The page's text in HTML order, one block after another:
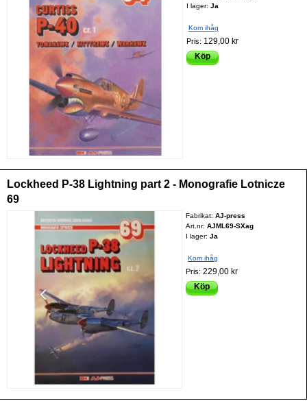
I lager: Ja
Kom ihåg
Pris: 129,00 kr
Köp
Lockheed P-38 Lightning part 2 - Monografie Lotnicze
69
Fabrikat:AJ-press
Art.nr:AJML69-SXag
I lager: Ja
Kom ihåg
Pris:229,00 kr
Köp